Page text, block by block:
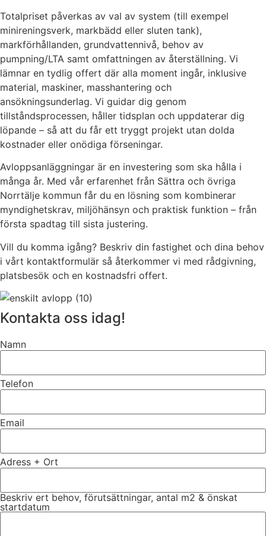
Totalpriset påverkas av val av system (till exempel
minireningsverk, markbädd eller sluten tank),
markförhållanden, grundvattennivå, behov av
pumpning/LTA samt omfattningen av återställning. Vi
lämnar en tydlig offert där alla moment ingår, inklusive
material, maskiner, masshantering och
ansökningsunderlag. Vi guidar dig genom
tillståndsprocessen, håller tidsplan och uppdaterar dig
löpande – så att du får ett tryggt projekt utan dolda
kostnader eller onödiga förseningar.
Avloppsanläggningar är en investering som ska hålla i
många år. Med vår erfarenhet från Sättra och övriga
Norrtälje kommun får du en lösning som kombinerar
myndighetskrav, miljöhänsyn och praktisk funktion – från
första spadtag till sista justering.
Vill du komma igång? Beskriv din fastighet och dina behov
i vårt kontaktformulär så återkommer vi med rådgivning,
platsbesök och en kostnadsfri offert.
Kontakta oss idag!
Namn
Telefon
Email
Adress + Ort
Beskriv ert behov, förutsättningar, antal m2 & önskat
startdatum